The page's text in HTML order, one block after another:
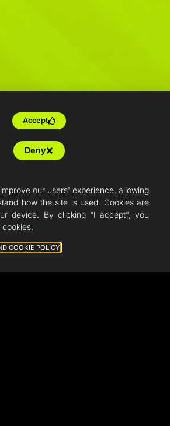
our users' experience, allowing
how the site is used. Cookies are
device. By clicking "I accept", you
COOKIE POLICY
Accept
Deny